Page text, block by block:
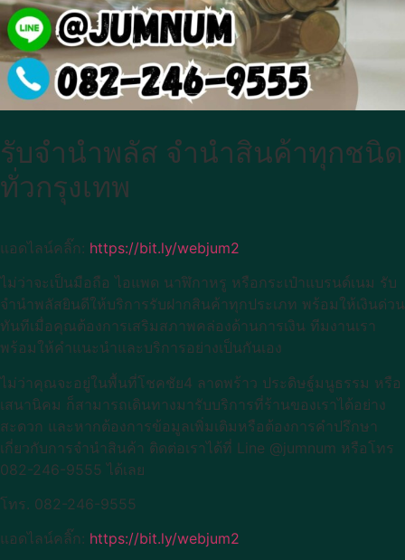
รับจำนำพลัส จำนำสินค้าทุกชนิด
ทั่วกรุงเทพ
แอดไลน์คลิ๊ก: https://bit.ly/webjum2
ไม่ว่าจะเป็นมือถือ ไอแพด นาฬิกาหรู หรือกระเป๋าแบรนด์เนม รับ
จำนำพลัสยินดีให้บริการรับฝากสินค้าทุกประเภท พร้อมให้เงินด่วน
ทันทีเมื่อคุณต้องการเสริมสภาพคล่องด้านการเงิน ทีมงานเรา
พร้อมให้คำแนะนำและบริการอย่างเป็นกันเอง
ไม่ว่าคุณจะอยู่ในพื้นที่โชคชัย4 ลาดพร้าว ประดิษฐ์มนูธรรม หรือ
เสนานิคม ก็สามารถเดินทางมารับบริการที่ร้านของเราได้อย่าง
สะดวก และหากต้องการข้อมูลเพิ่มเติมหรือต้องการคำปรึกษา
เกี่ยวกับการจำนำสินค้า ติดต่อเราได้ที่ Line @jumnum หรือโทร
082-246-9555 ได้เลย
โทร. 082-246-9555
แอดไลน์คลิ๊ก: https://bit.ly/webjum2